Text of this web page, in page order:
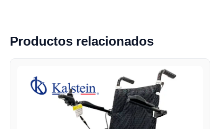
Productos relacionados